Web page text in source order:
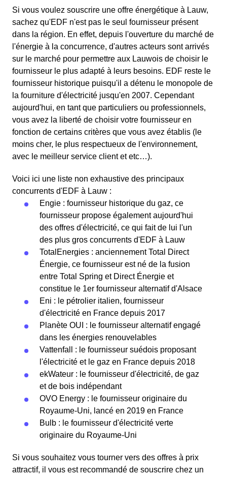
Si vous voulez souscrire une offre énergétique à Lauw,
sachez qu'EDF n'est pas le seul fournisseur présent
dans la région. En effet, depuis l'ouverture du marché de
l'énergie à la concurrence, d'autres acteurs sont arrivés
sur le marché pour permettre aux Lauwois de choisir le
fournisseur le plus adapté à leurs besoins. EDF reste le
fournisseur historique puisqu'il a détenu le monopole de
la fourniture d'électricité jusqu'en 2007. Cependant
aujourd'hui, en tant que particuliers ou professionnels,
vous avez la liberté de choisir votre fournisseur en
fonction de certains critères que vous avez établis (le
moins cher, le plus respectueux de l'environnement,
avec le meilleur service client et etc…).
Voici ici une liste non exhaustive des principaux
concurrents d'EDF à Lauw :
Engie : fournisseur historique du gaz, ce
fournisseur propose également aujourd'hui
des offres d'électricité, ce qui fait de lui l'un
des plus gros concurrents d'EDF à Lauw
TotalEnergies : anciennement Total Direct
Énergie, ce fournisseur est né de la fusion
entre Total Spring et Direct Énergie et
constitue le 1er fournisseur alternatif d'Alsace
Eni : le pétrolier italien, fournisseur
d'électricité en France depuis 2017
Planète OUI : le fournisseur alternatif engagé
dans les énergies renouvelables
Vattenfall : le fournisseur suédois proposant
l'électricité et le gaz en France depuis 2018
ekWateur : le fournisseur d'électricité, de gaz
et de bois indépendant
OVO Energy : le fournisseur originaire du
Royaume-Uni, lancé en 2019 en France
Bulb : le fournisseur d'électricité verte
originaire du Royaume-Uni
Si vous souhaitez vous tourner vers des offres à prix
attractif, il vous est recommandé de souscrire chez un